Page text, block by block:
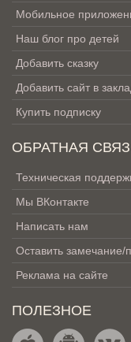
Мобильное
Наш блог про детей
Добавить сказку
Добавить сайт в
Купить подписку
ОБРАТНАЯ
Техническая
Мы ВКонтакте
Написать нам
Оставить замечание/
Реклама на сайте
ПОЛЕЗНОЕ